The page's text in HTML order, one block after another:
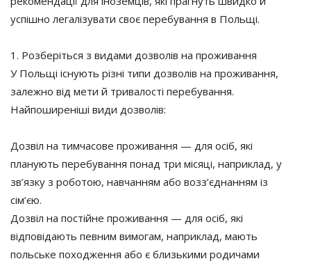
успішно легалізувати своє перебування в Польщі.
1. Розберіться з видами дозволів на проживання
У Польщі існують різні типи дозволів на проживання,
залежно від мети й тривалості перебування.
Найпоширеніші види дозволів:
Дозвіл на тимчасове проживання — для осіб, які
планують перебування понад три місяці, наприклад, у
зв’язку з роботою, навчанням або возз’єднанням із
сім’єю.
Дозвіл на постійне проживання — для осіб, які
відповідають певним вимогам, наприклад, мають
польське походження або є близькими родичами